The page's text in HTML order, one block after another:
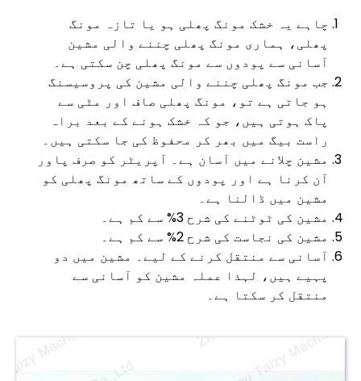
چاہے یہ خشک مونگ پھلی ہو یا تازہ مونگ
پھلی، ہماری مونگ پھلی چننے والی مشین
آسانی سے پودوں سے مونگ پھلی چن سکتی ہے۔
جب مونگ پھلی چننے والی مشین کی پروسیسنگ
ہو جاتی ہے تو، مونگ پھلی صاف اور مٹی سے
پاک ہوتی ہیں، جو کہ خشک ہونے کے بعد براہ
راست بیگ میں بھر کر محفوظ کی جا سکتی ہیں۔
مشین چلانے میں آسان ہے۔ آپریٹر کو صرف پاور
آن کرنا ہے اور پودوں کے ساتھ مونگ پھلی کو
مشین میں ڈالنا ہے۔
مشین کی ٹوٹنے کی شرح 3% سے کم ہے۔
مشین کی نجاست کی شرح 2% سے کم ہے۔
آسانی سے منتقل کرنے کے لیے۔ مشین میں دو
پہیے ہیں، لہذا عملہ مشین کو آسانی سے
منتقل کر سکتا ہے۔